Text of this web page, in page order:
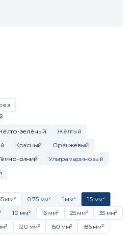
зелёный
Жёлтый
Красный
Оранжевый
синий
Ультрамариновый
мм² 0.75 мм² 1 мм²
1.5 мм²
10 мм² 16 мм² 25 мм²
35 мм²
120 мм² 150 мм²
185 мм²